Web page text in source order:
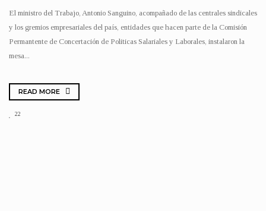
El ministro del Trabajo, Antonio Sanguino, acompañado de las centrales sindicales
y los gremios empresariales del país, entidades que hacen parte de la Comisión
Permantente de Concertación de Politicas Salariales y Laborales, instalaron la
mesa...
READ MORE
22